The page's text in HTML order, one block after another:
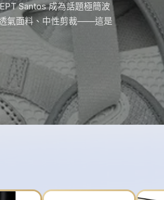
Santos 成為話題極簡波
氣面料、中性剪裁——這是